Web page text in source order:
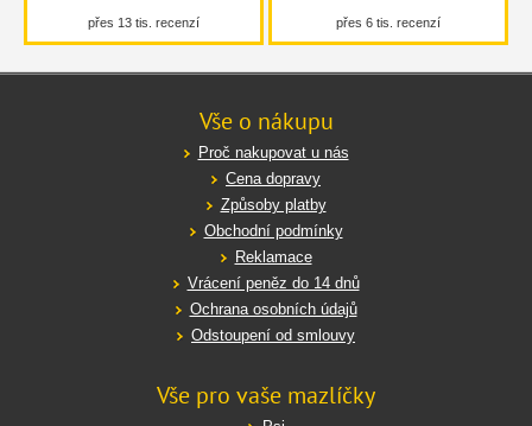
přes 13 tis. recenzí přes 6 tis. recenzí
Vše o nákupu
Proč nakupovat u nás
Cena dopravy
Způsoby platby
Obchodní podmínky
Reklamace
Vrácení peněz do 14 dnů
Ochrana osobních údajů
Odstoupení od smlouvy
Vše pro vaše mazlíčky